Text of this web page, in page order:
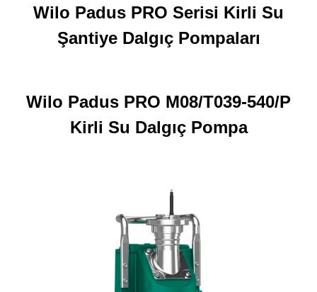
Wilo Padus PRO Serisi Kirli Su
Şantiye Dalgıç Pompaları
Wilo Padus PRO M08/T039-540/P
Kirli Su Dalgıç Pompa